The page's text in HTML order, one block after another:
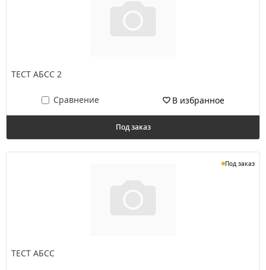
ТЕСТ АБСС 2
Сравнение В избранное
Под заказ
Под заказ
ТЕСТ АБСС